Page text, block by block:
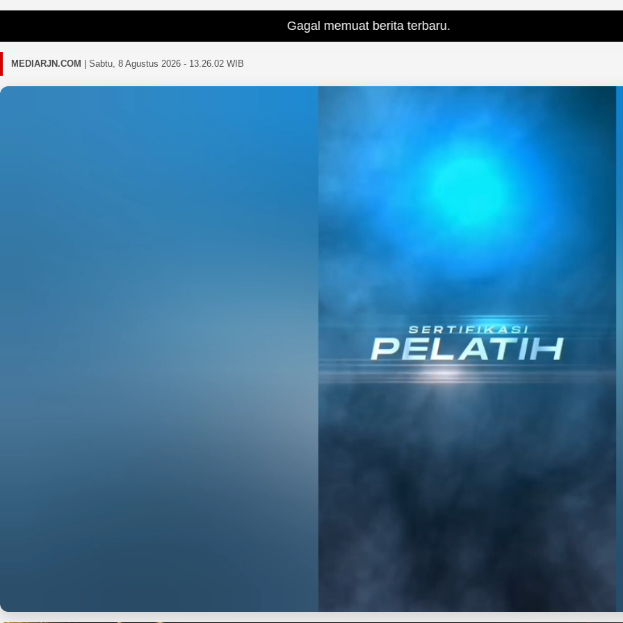
Gagal memuat berita terbaru.
MEDIARJN.COM Sabtu, 8 Agustus 2026 - 13.26.05 WIB